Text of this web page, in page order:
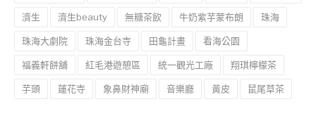
濟生 濟生beauty 無糖茶飲 牛奶紫芋蒙布朗 珠海
珠海大劇院 珠海金台寺 田龜計畫 看海公園
福義軒餅舖 紅毛港遊憩區 統一觀光工廠 翔琪檸檬茶
芋頭 蓮花寺 象鼻財神廟 音樂廳 黃皮 鼠尾草茶